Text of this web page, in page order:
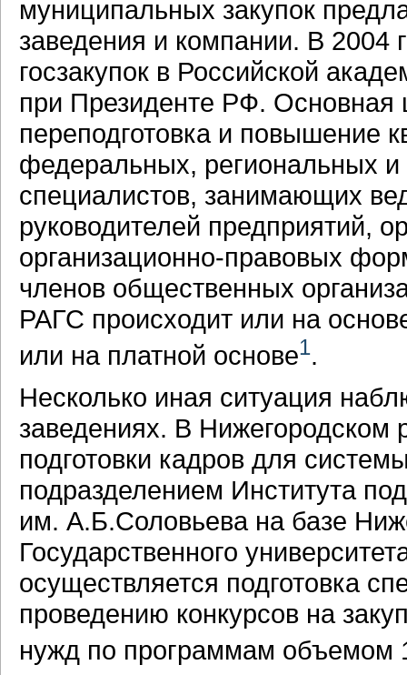
муниципальных закупок
заведения и компании. В 2004
госзакупок в Российской
при Президенте РФ. Основная
переподготовка и повышение
федеральных, региональных
специалистов, занимающих
руководителей предприятий,
организационно-правовых
членов общественных
РАГС происходит или на
или на платной основе1.
Несколько иная ситуация
заведениях. В Нижегородском
подготовки кадров для
подразделением Института
им. А.Б.Соловьева на базе
Государственного
осуществляется подготовка
проведению конкурсов на
нужд по программам объемом